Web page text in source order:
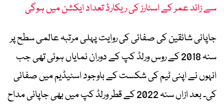
سے زائد عمر کے اسٹارز کی ریکارڈ تعداد ایکشن میں ہوگی
جاپانی شائقین کی صفائی کی روایت پہلی مرتبہ عالمی سطح پر
سنہ 2018 کے روس ورلڈ کپ کے دوران نمایاں ہوئی تھی جب
انہوں نے اپنی ٹیم کی شکست کے باوجود اسٹیڈیم میں صفائی
کی۔ بعد ازاں سنہ 2022 کے قطر ورلڈ کپ میں بھی جاپانی مداح